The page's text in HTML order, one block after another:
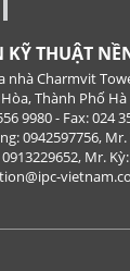
KỸ THUẬT
nhà Charmvit
Thành Phố
9980 - Fax: 024
0942597756, Mr.
Mr.